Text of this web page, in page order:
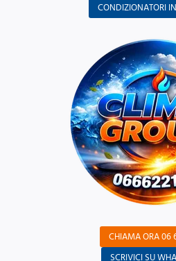
CONDIZIONATORI
CHIAMA ORA 06
SCRIVICI SU